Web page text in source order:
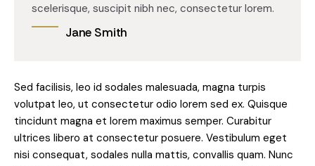
scelerisque, suscipit nibh nec, consectetur lorem.
Jane Smith
Sed facilisis, leo id sodales malesuada, magna turpis
volutpat leo, ut consectetur odio lorem sed ex. Quisque
tincidunt magna et lorem maximus semper. Curabitur
ultrices libero at consectetur posuere. Vestibulum eget
nisi consequat, sodales nulla mattis, convallis quam. Nunc